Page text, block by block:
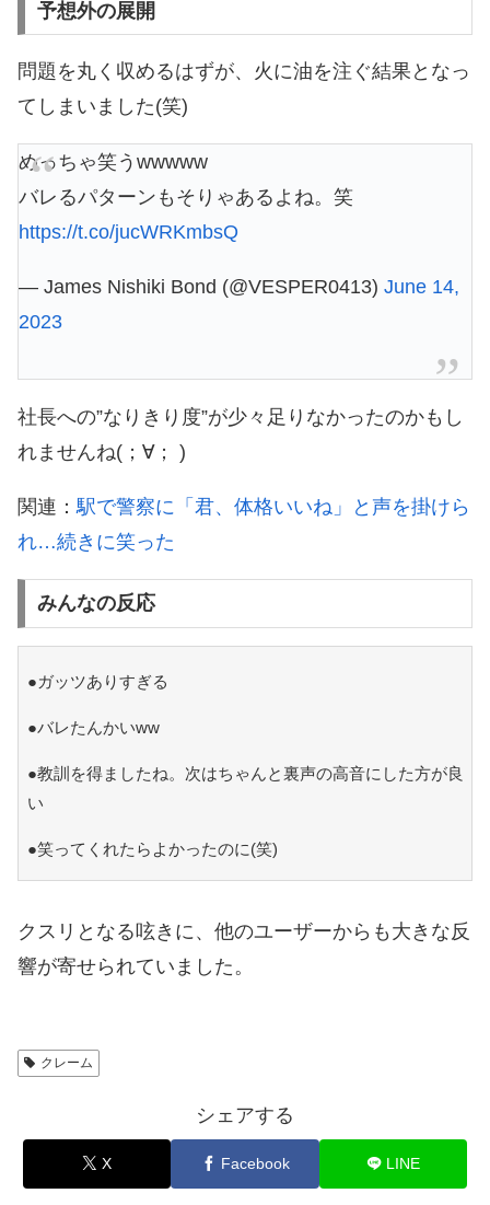
予想外の展開
問題を丸く収めるはずが、火に油を注ぐ結果となっ
てしまいました(笑)
めっちゃ笑うwwwww
バレるパターンもそりゃあるよね。笑
https://t.co/jucWRKmbsQ
— James Nishiki Bond (@VESPER0413) June 14,
2023
社長への”なりきり度”が少々足りなかったのかもし
れませんね(；∀； )
関連： 駅で警察に「君、体格いいね」と声を掛けら
れ…続きに笑った
みんなの反応
●ガッツありすぎる
●バレたんかいww
●教訓を得ましたね。次はちゃんと裏声の高音にした方が良
い
●笑ってくれたらよかったのに(笑)
クスリとなる呟きに、他のユーザーからも大きな反
響が寄せられていました。
クレーム
シェアする
X Facebook LINE